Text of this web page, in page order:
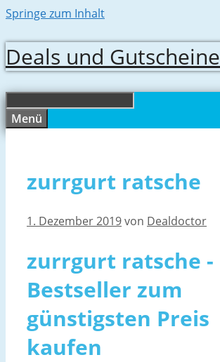
Springe zum Inhalt
Deals und
Menü
zurrgurt ratsche
1. Dezember 2019von Dealdoctor
zurrgurt ratsche -
Bestseller zum
günstigsten Preis
kaufen